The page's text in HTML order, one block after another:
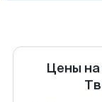
Цены